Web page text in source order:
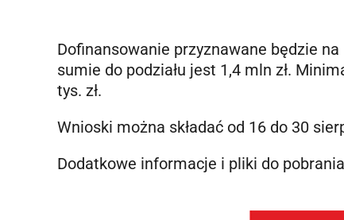
Dofinansowanie przyznawane będzie
sumie do podziału jest 1,4 mln zł.
tys. zł.
Wnioski można składać od 16 do 30
Dodatkowe informacje i pliki do